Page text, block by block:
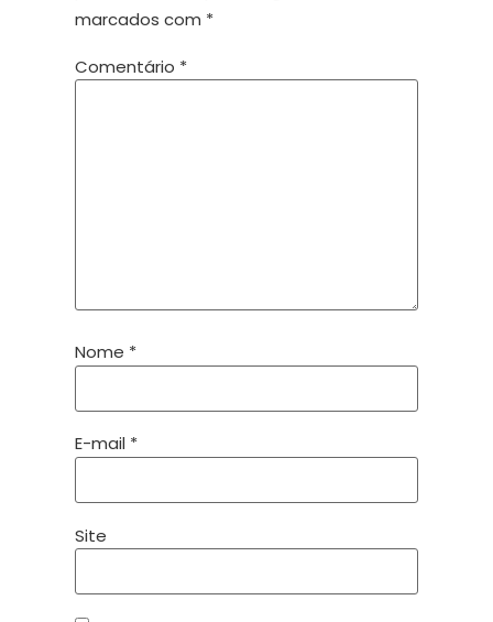
marcados com *
Comentário *
Nome *
E-mail *
Site